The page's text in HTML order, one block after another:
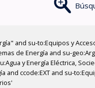
and su-to:Equipos y
de Energía and su-
y Energía Eléctrica,
ccode:EXT and su-